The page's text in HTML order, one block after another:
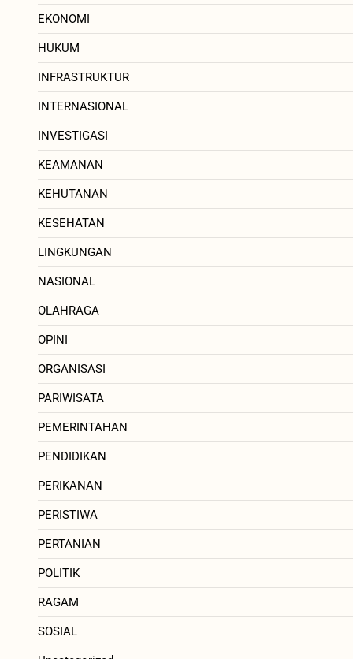
EKONOMI
HUKUM
INFRASTRUKTUR
INTERNASIONAL
INVESTIGASI
KEAMANAN
KEHUTANAN
KESEHATAN
LINGKUNGAN
NASIONAL
OLAHRAGA
OPINI
ORGANISASI
PARIWISATA
PEMERINTAHAN
PENDIDIKAN
PERIKANAN
PERISTIWA
PERTANIAN
POLITIK
RAGAM
SOSIAL